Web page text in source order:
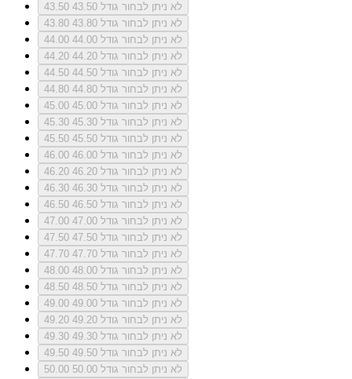
43.50
לא ניתן לבחור גודל 43.50
43.80
לא ניתן לבחור גודל 43.80
44.00
לא ניתן לבחור גודל 44.00
44.20
לא ניתן לבחור גודל 44.20
44.50
לא ניתן לבחור גודל 44.50
44.80
לא ניתן לבחור גודל 44.80
45.00
לא ניתן לבחור גודל 45.00
45.30
לא ניתן לבחור גודל 45.30
45.50
לא ניתן לבחור גודל 45.50
46.00
לא ניתן לבחור גודל 46.00
46.20
לא ניתן לבחור גודל 46.20
46.30
לא ניתן לבחור גודל 46.30
46.50
לא ניתן לבחור גודל 46.50
47.00
לא ניתן לבחור גודל 47.00
47.50
לא ניתן לבחור גודל 47.50
47.70
לא ניתן לבחור גודל 47.70
48.00
לא ניתן לבחור גודל 48.00
48.50
לא ניתן לבחור גודל 48.50
49.00
לא ניתן לבחור גודל 49.00
49.20
לא ניתן לבחור גודל 49.20
49.30
לא ניתן לבחור גודל 49.30
49.50
לא ניתן לבחור גודל 49.50
50.00
לא ניתן לבחור גודל 50.00